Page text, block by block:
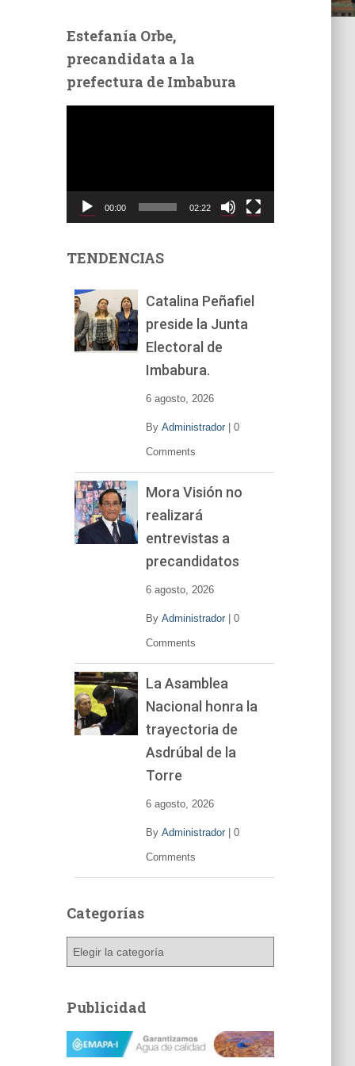
Estefanía Orbe,
precandidata a la
prefectura de Imbabura
t
00:00 02:22
TENDENCIAS
Catalina Peñafiel
preside la Junta
Electoral de
Imbabura.
6 agosto, 2026
By Administrador| 0
Comments
Mora Visión no
realizará
entrevistas a
precandidatos
6 agosto, 2026
By Administrador| 0
Comments
La Asamblea
Nacional honra la
trayectoria de
Asdrúbal de la
Torre
6 agosto, 2026
By Administrador| 0
Comments
Categorías
g
o
Publicidad